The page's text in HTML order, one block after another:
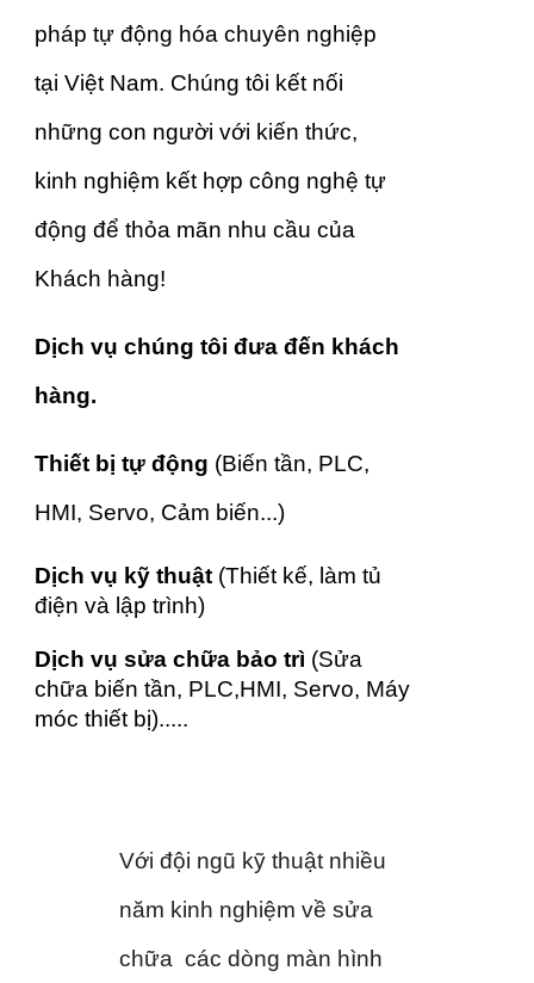
pháp tự động hóa chuyên nghiệp
tại Việt Nam. Chúng tôi kết nối
những con người với kiến thức,
kinh nghiệm kết hợp công nghệ tự
động để thỏa mãn nhu cầu của
Khách hàng!
Dịch vụ chúng tôi đưa đến khách
hàng.
Thiết bị tự động (Biến tần, PLC,
HMI, Servo, Cảm biến...)
Dịch vụ kỹ thuật (Thiết kế, làm tủ
điện và lập trình)
Dịch vụ sửa chữa bảo trì (Sửa
chữa biến tần, PLC,HMI, Servo, Máy
móc thiết bị).....
Với đội ngũ kỹ thuật nhiều
năm kinh nghiệm về sửa
chữa các dòng màn hình